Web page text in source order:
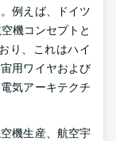
例えば、ドイツ
機コンセプトと
り、これはハイ
用ワイヤおよび
気アーキテクチ
機生産、航空宇